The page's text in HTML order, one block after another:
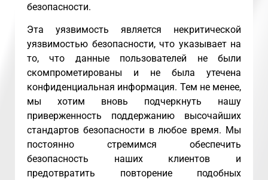
безопасности.
Эта уязвимость является некритической
уязвимостью безопасности, что указывает на
то, что данные пользователей не были
скомпрометированы и не была утечена
конфиденциальная информация. Тем не менее,
мы хотим вновь подчеркнуть нашу
приверженность поддержанию высочайших
стандартов безопасности в любое время. Мы
постоянно стремимся обеспечить
безопасность наших клиентов и
предотвратить повторение подобных